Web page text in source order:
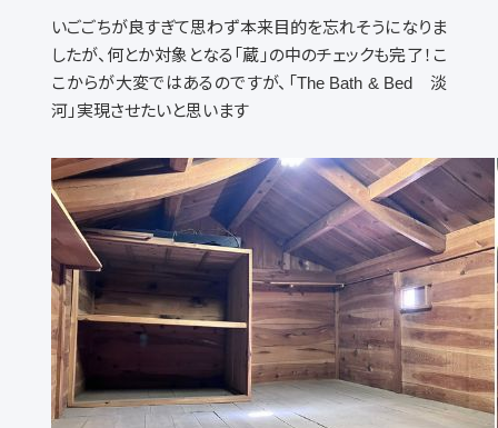
いごごちが良すぎて思わず本来目的を忘れそうになりま
したが、何とか対象となる「蔵」の中のチェックも完了！こ
こからが大変ではあるのですが、「The Bath & Bed 淡
河」実現させたいと思います